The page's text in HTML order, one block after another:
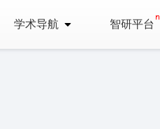
学术导航 智研平台